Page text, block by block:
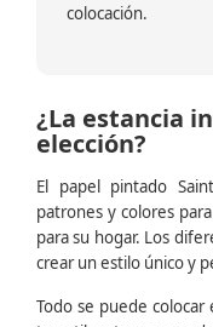
colocación.
¿La estancia
elección?
El papel pintado
patrones y colores
para su hogar. Los
crear un estilo único y
Todo se puede